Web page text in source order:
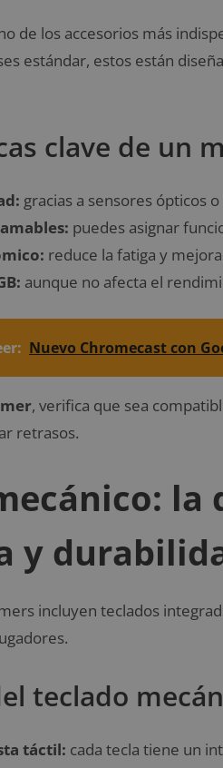
de los accesorios más
estándar, estos están
clave de un
gracias a sensores ópticos
puedes asignar
reduce la fatiga y
aunque no afecta el
Nuevo Chromecast con
, verifica que sea
retrasos.
la
y
incluyen teclados
teclado
táctil: cada tecla tiene un